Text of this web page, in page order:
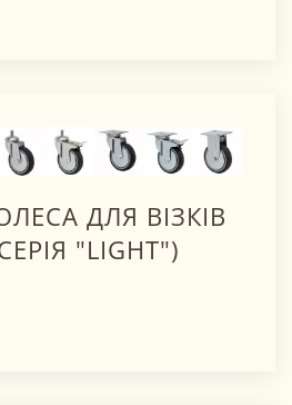
ДЛЯ ВІЗКІВ
"LIGHT")